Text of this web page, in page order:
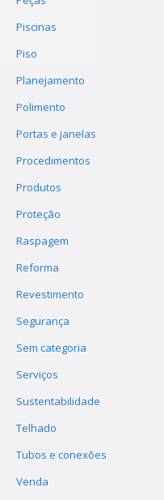
Piscinas
Piso
Planejamento
Polimento
Portas e janelas
Procedimentos
Produtos
Proteção
Raspagem
Reforma
Revestimento
Segurança
Sem categoria
Serviços
Sustentabilidade
Telhado
Tubos e conexões
Venda